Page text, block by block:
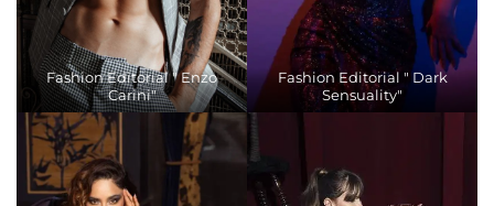
Fashion Editorial " Enzo
Carini"
Fashion Editorial " Dark
Sensuality"